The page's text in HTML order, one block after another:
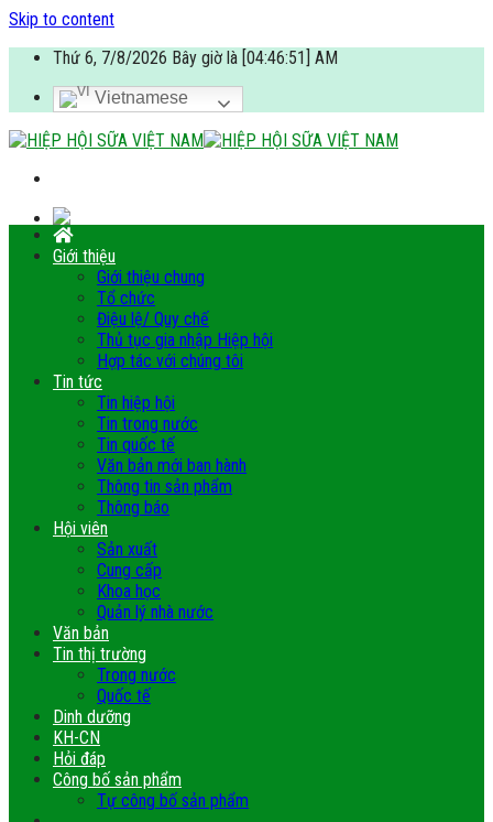
Skip to content
Thứ 6, 7/8/2026 Bây giờ là [04:46:51] AM
Vietnamese
Giới thiệu
Giới thiệu chung
Tổ chức
Điệu lệ/ Quy chế
Thủ tục gia nhập Hiệp hội
Hợp tác với chúng tôi
Tin tức
Tin hiệp hội
Tin trong nước
Tin quốc tế
Văn bản mới ban hành
Thông tin sản phẩm
Thông báo
Hội viên
Sản xuất
Cung cấp
Khoa học
Quản lý nhà nước
Văn bản
Tin thị trường
Trong nước
Quốc tế
Dinh dưỡng
KH-CN
Hỏi đáp
Công bố sản phẩm
Tự công bố sản phẩm